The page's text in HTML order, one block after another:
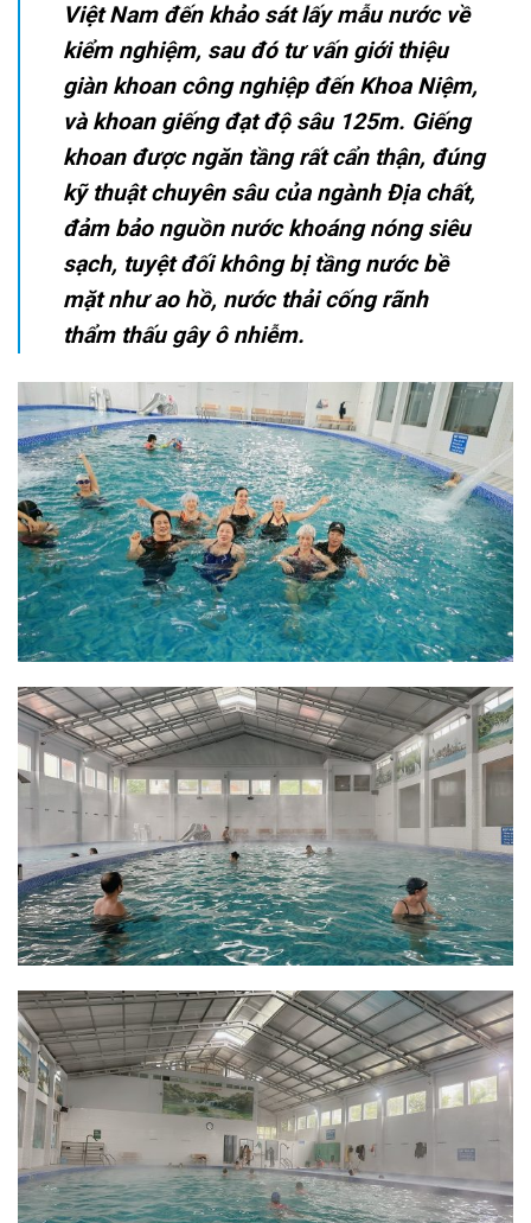
Việt Nam đến khảo sát lấy mẫu nước về
kiểm nghiệm, sau đó tư vấn giới thiệu
giàn khoan công nghiệp đến Khoa Niệm,
và khoan giếng đạt độ sâu 125m. Giếng
khoan được ngăn tầng rất cẩn thận, đúng
kỹ thuật chuyên sâu của ngành Địa chất,
đảm bảo nguồn nước khoáng nóng siêu
sạch, tuyệt đối không bị tầng nước bề
mặt như ao hồ, nước thải cống rãnh
thẩm thấu gây ô nhiễm.